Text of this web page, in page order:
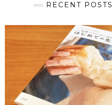
RECENT POSTS